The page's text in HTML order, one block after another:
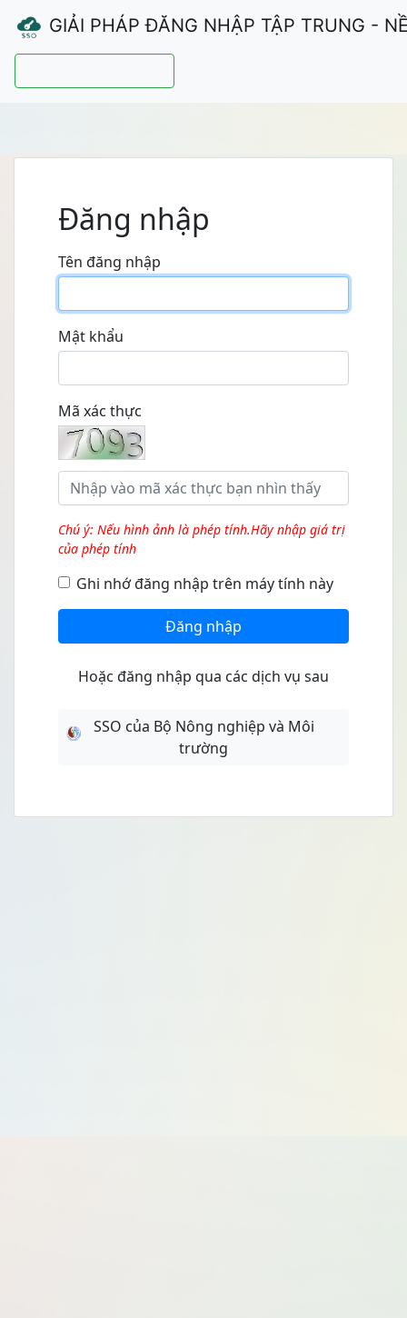
GIẢI PHÁP ĐĂNG NHẬP TẬP TRUNG -
Đăng nhập
Tên đăng nhập
Mật khẩu
Mã xác thực
Chú ý: Nếu hình ảnh là phép tính.Hãy nhập giá trị
của phép tính
Ghi nhớ đăng nhập trên máy tính này
Đăng nhập
Hoặc đăng nhập qua các dịch vụ sau
SSO của Bộ Nông nghiệp và Môi
trường